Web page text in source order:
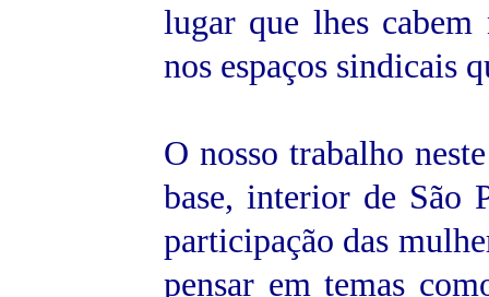
lugar que lhes
nos espaços sindicais
O nosso trabalho
base, interior de São
participação das
pensar em temas